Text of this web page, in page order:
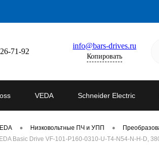
71-92
info@bars-drives.ru
Копировать
VEDA Schneider Electric
• Низковольтные ПЧ и УПП •
Basic Drive VF-101-P160-0310-U-T4-N54-N-H-D,